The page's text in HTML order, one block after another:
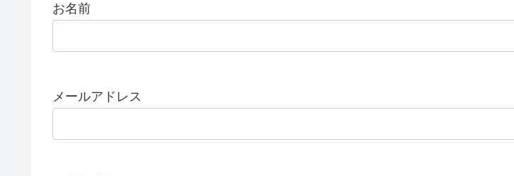
お名前
メールアドレス